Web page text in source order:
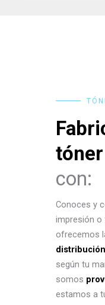
tóner
con:
Conoces y
impresión o
ofrecemos
según tu
somos
estamos a